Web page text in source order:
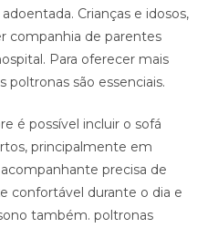
Crianças e idosos,
companhia de parentes
Para oferecer mais
poltronas são essenciais.
é possível incluir o sofá
principalmente em
precisa de
confortável durante o dia e
também. poltronas